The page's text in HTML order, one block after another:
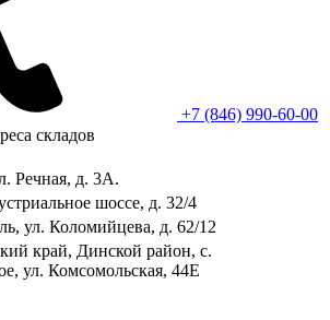
+7 (846) 990-60-00
складов
Речная, д. 3А.
шоссе, д. 32/4
ул. Коломийцева, д. 62/12
край, Динской район, с.
ул. Комсомольская, 44Е